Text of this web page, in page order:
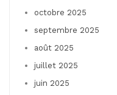
octobre 2025
septembre 2025
août 2025
juillet 2025
juin 2025